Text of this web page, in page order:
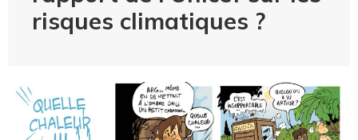
risques climatiques ?